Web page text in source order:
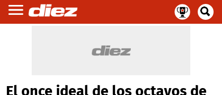
El once ideal de los octavos de